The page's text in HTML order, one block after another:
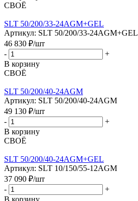
СВОЁ
SLT 50/200/33-24AGM+GEL
Артикул: SLT 50/200/33-24AGM+GEL
46 830 ₽/шт
-
+
В корзину
СВОЁ
SLT 50/200/40-24AGM
Артикул: SLT 50/200/40-24AGM
49 130 ₽/шт
-
+
В корзину
СВОЁ
SLT 50/200/40-24AGM+GEL
Артикул: SLT 10/150/55-12AGM
37 090 ₽/шт
-
+
В корзину